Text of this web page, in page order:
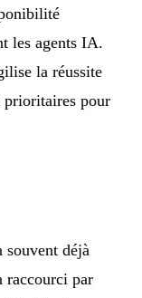
les agents IA.
la réussite
prioritaires pour
souvent déjà
raccourci par